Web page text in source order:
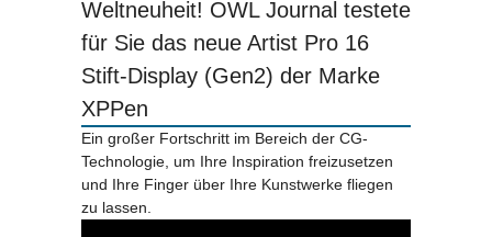
Weltneuheit! OWL Journal testete
für Sie das neue Artist Pro 16
Stift-Display (Gen2) der Marke
XPPen
Ein großer Fortschritt im Bereich der CG-
Technologie, um Ihre Inspiration freizusetzen
und Ihre Finger über Ihre Kunstwerke fliegen
zu lassen.